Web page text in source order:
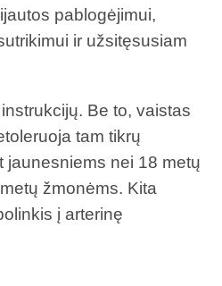
pablogėjimui,
ir užsitęsusiam
Be to, vaistas
tam tikrų
jaunesniems nei 18 metų
žmonėms. Kita
į arterinę